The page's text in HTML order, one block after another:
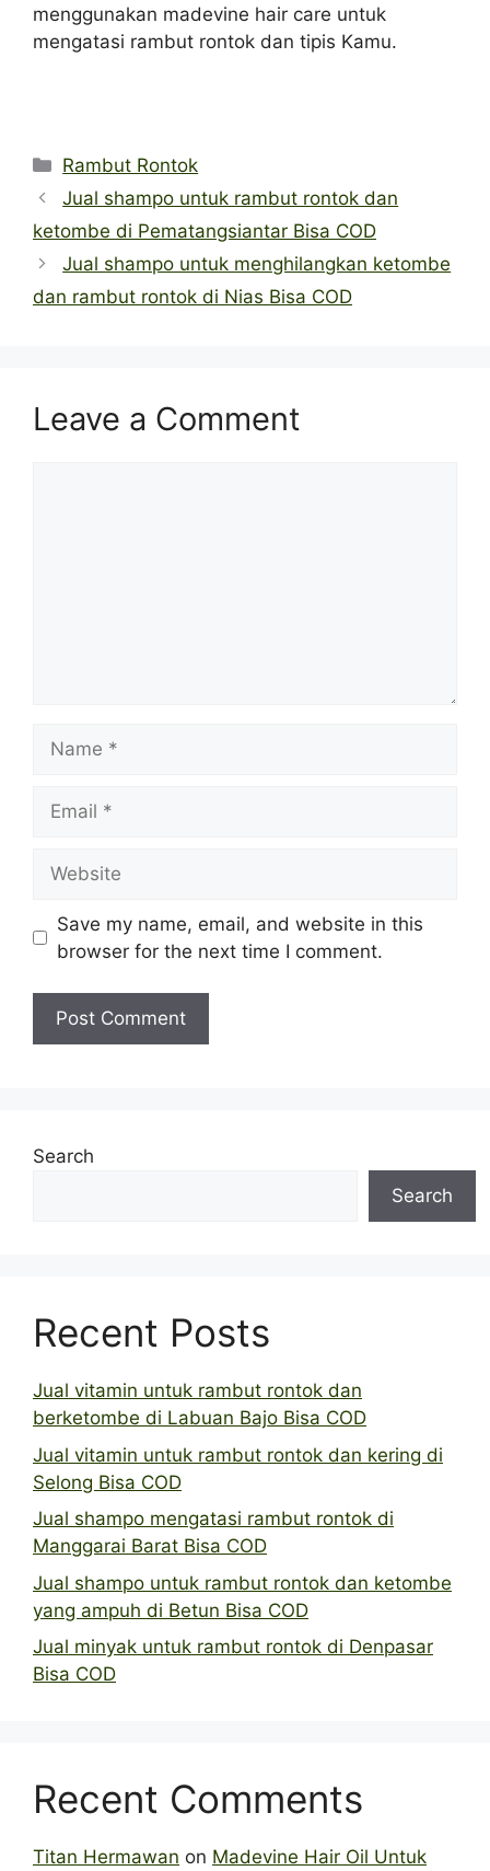
menggunakan madevine hair care untuk
mengatasi rambut rontok dan tipis Kamu.
Categories
Rambut Rontok
Jual shampo untuk rambut rontok dan
ketombe di Pematangsiantar Bisa COD
Jual shampo untuk menghilangkan ketombe
dan rambut rontok di Nias Bisa COD
Leave a Comment
Save my name, email, and website in this
browser for the next time I comment.
Search
Search
Recent Posts
Jual vitamin untuk rambut rontok dan
berketombe di Labuan Bajo Bisa COD
Jual vitamin untuk rambut rontok dan kering di
Selong Bisa COD
Jual shampo mengatasi rambut rontok di
Manggarai Barat Bisa COD
Jual shampo untuk rambut rontok dan ketombe
yang ampuh di Betun Bisa COD
Jual minyak untuk rambut rontok di Denpasar
Bisa COD
Recent Comments
Titan Hermawan on Madevine Hair Oil Untuk